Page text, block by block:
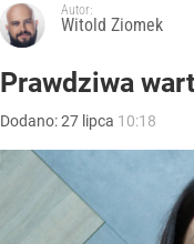
Autor:
Witold Ziomek
Prawdziwa
Dodano:27 lipca 10:18